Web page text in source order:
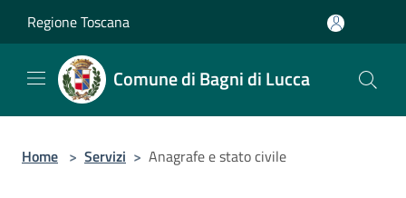
Regione Toscana
Comune di Bagni di Lucca
Home > Servizi > Anagrafe e stato civile